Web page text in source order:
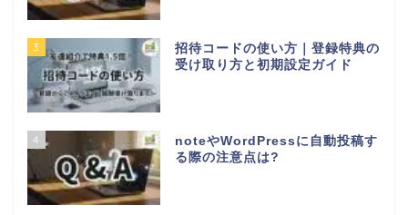
3
招待コードの使い方｜登録特典の
受け取り方と初期設定ガイド
4
noteやWordPressに自動投稿す
る際の注意点は?